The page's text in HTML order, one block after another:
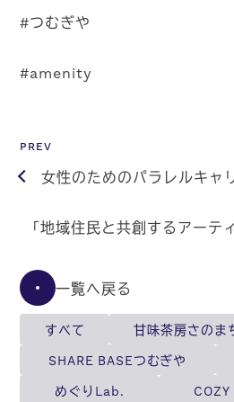
#つむぎや
#amenity
PREV
女性のためのパラレルキャ
「地域住民と共創するアーテ
一覧へ戻る
すべて 甘味茶房さのま
SHARE BASEつむぎや
めぐりLab.
COZY